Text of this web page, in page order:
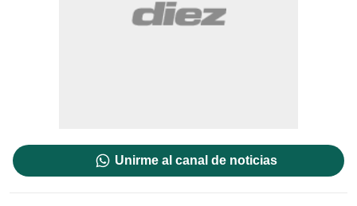
Unirme al canal de noticias